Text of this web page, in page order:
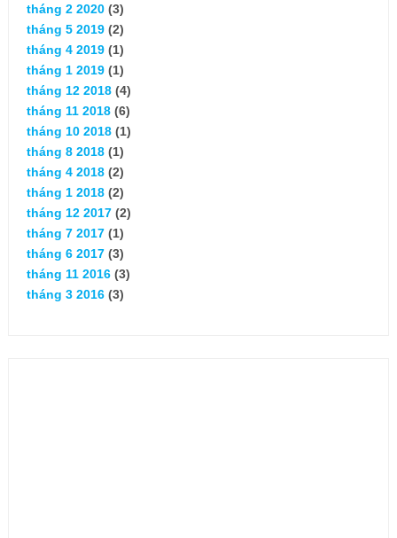
tháng 2 2020(3)
tháng 5 2019(2)
tháng 4 2019(1)
tháng 1 2019(1)
tháng 12 2018(4)
tháng 11 2018(6)
tháng 10 2018(1)
tháng 8 2018(1)
tháng 4 2018(2)
tháng 1 2018(2)
tháng 12 2017(2)
tháng 7 2017(1)
tháng 6 2017(3)
tháng 11 2016(3)
tháng 3 2016(3)